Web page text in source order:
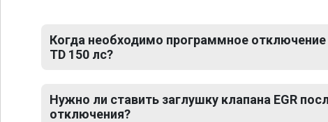
Когда необходимо программное отключение
TD 150 лс?
Нужно ли ставить заглушку клапана EGR
отключения?